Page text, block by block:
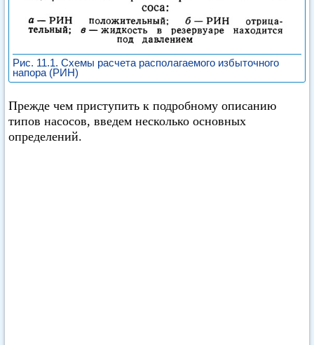
Рис. 11.1. Схемы расчета располагаемого избыточного
напора (РИН)
Прежде чем приступить к подробному описанию
типов насосов, введем несколько основных
определений.